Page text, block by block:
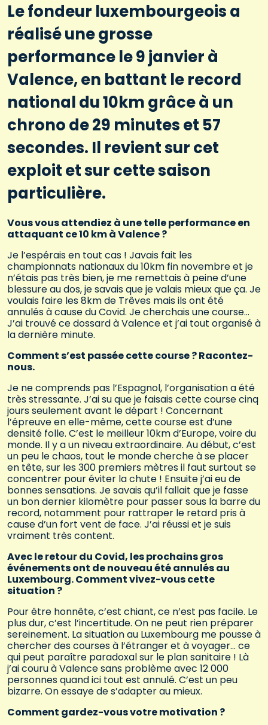
Le fondeur luxembourgeois a
réalisé une grosse
performance le 9 janvier à
Valence, en battant le record
national du 10km grâce à un
chrono de 29 minutes et 57
secondes. Il revient sur cet
exploit et sur cette saison
particulière.
Vous vous attendiez à une telle performance en
attaquant ce 10 km à Valence ?
Je l’espérais en tout cas ! Javais fait les
championnats nationaux du 10km fin novembre et je
n’étais pas très bien, je me remettais à peine d’une
blessure au dos, je savais que je valais mieux que ça. Je
voulais faire les 8km de Trêves mais ils ont été
annulés à cause du Covid. Je cherchais une course…
J’ai trouvé ce dossard à Valence et j’ai tout organisé à
la dernière minute.
Comment s’est passée cette course ? Racontez-
nous.
Je ne comprends pas l’Espagnol, l’organisation a été
très stressante. J’ai su que je faisais cette course cinq
jours seulement avant le départ ! Concernant
l’épreuve en elle-même, cette course est d’une
densité folle. C’est le meilleur 10km d’Europe, voire du
monde. Il y a un niveau extraordinaire. Au début, c’est
un peu le chaos, tout le monde cherche à se placer
en tête, sur les 300 premiers mètres il faut surtout se
concentrer pour éviter la chute ! Ensuite j’ai eu de
bonnes sensations. Je savais qu’il fallait que je fasse
un bon dernier kilomètre pour passer sous la barre du
record, notamment pour rattraper le retard pris à
cause d’un fort vent de face. J’ai réussi et je suis
vraiment très content.
Avec le retour du Covid, les prochains gros
événements ont de nouveau été annulés au
Luxembourg. Comment vivez-vous cette
situation ?
Pour être honnête, c’est chiant, ce n’est pas facile. Le
plus dur, c’est l’incertitude. On ne peut rien préparer
sereinement. La situation au Luxembourg me pousse à
chercher des courses à l’étranger et à voyager… ce
qui peut paraître paradoxal sur le plan sanitaire ! Là
j’ai couru à Valence sans problème avec 12 000
personnes quand ici tout est annulé. C’est un peu
bizarre. On essaye de s’adapter au mieux.
Comment gardez-vous votre motivation ?